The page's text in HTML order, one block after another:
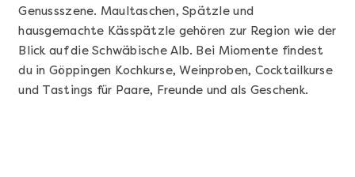
Genussszene. Maultaschen, Spätzle und
hausgemachte Kässpätzle gehören zur Region wie der
Blick auf die Schwäbische Alb. Bei Miomente findest
du in Göppingen Kochkurse, Weinproben, Cocktailkurse
und Tastings für Paare, Freunde und als Geschenk.